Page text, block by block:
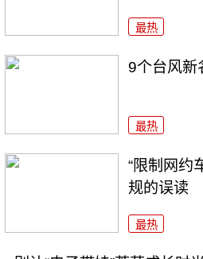
最热
9个台风新
最热
“限制网约
规的误读
最热